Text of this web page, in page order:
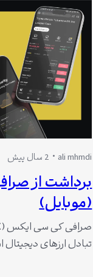
می‌شود، بلکه رنکینگ
ali mhmdi 2 سال پیش
(موبایل)
تبادل ارزهای